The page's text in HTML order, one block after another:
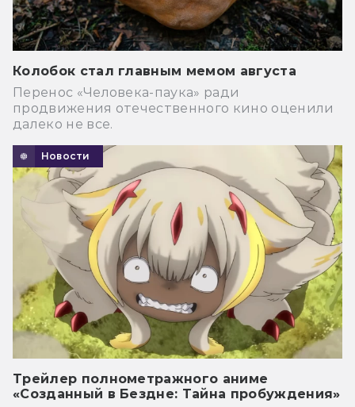
Колобок стал главным мемом августа
Перенос «Человека-паука» ради
продвижения отечественного кино оценили
далеко не все.
Новости
Трейлер полнометражного аниме
«Созданный в Бездне: Тайна пробуждения»